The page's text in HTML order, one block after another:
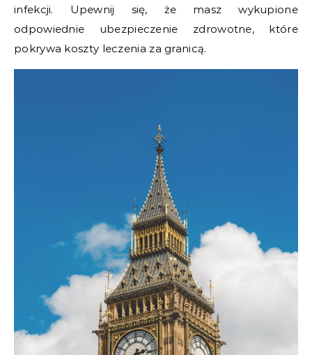
infekcji. Upewnij się, że masz wykupione
odpowiednie ubezpieczenie zdrowotne, które
pokrywa koszty leczenia za granicą.